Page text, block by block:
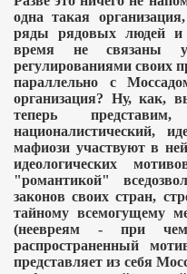
одна такая
ряды рядовых людей и
время не связаны
регулированиями своих
параллельно с
организация? Ну, как,
теперь
националистический,
мафиози участвуют в
идеологических
"романтикой"
законов своих стран,
тайному всемогущему
(неевреям - при
распространенный
представляет из себя